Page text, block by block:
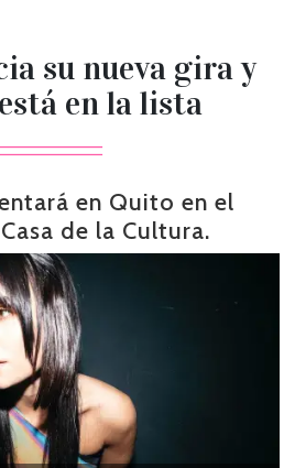
su nueva gira y
en la lista
en Quito en el
de la Cultura.